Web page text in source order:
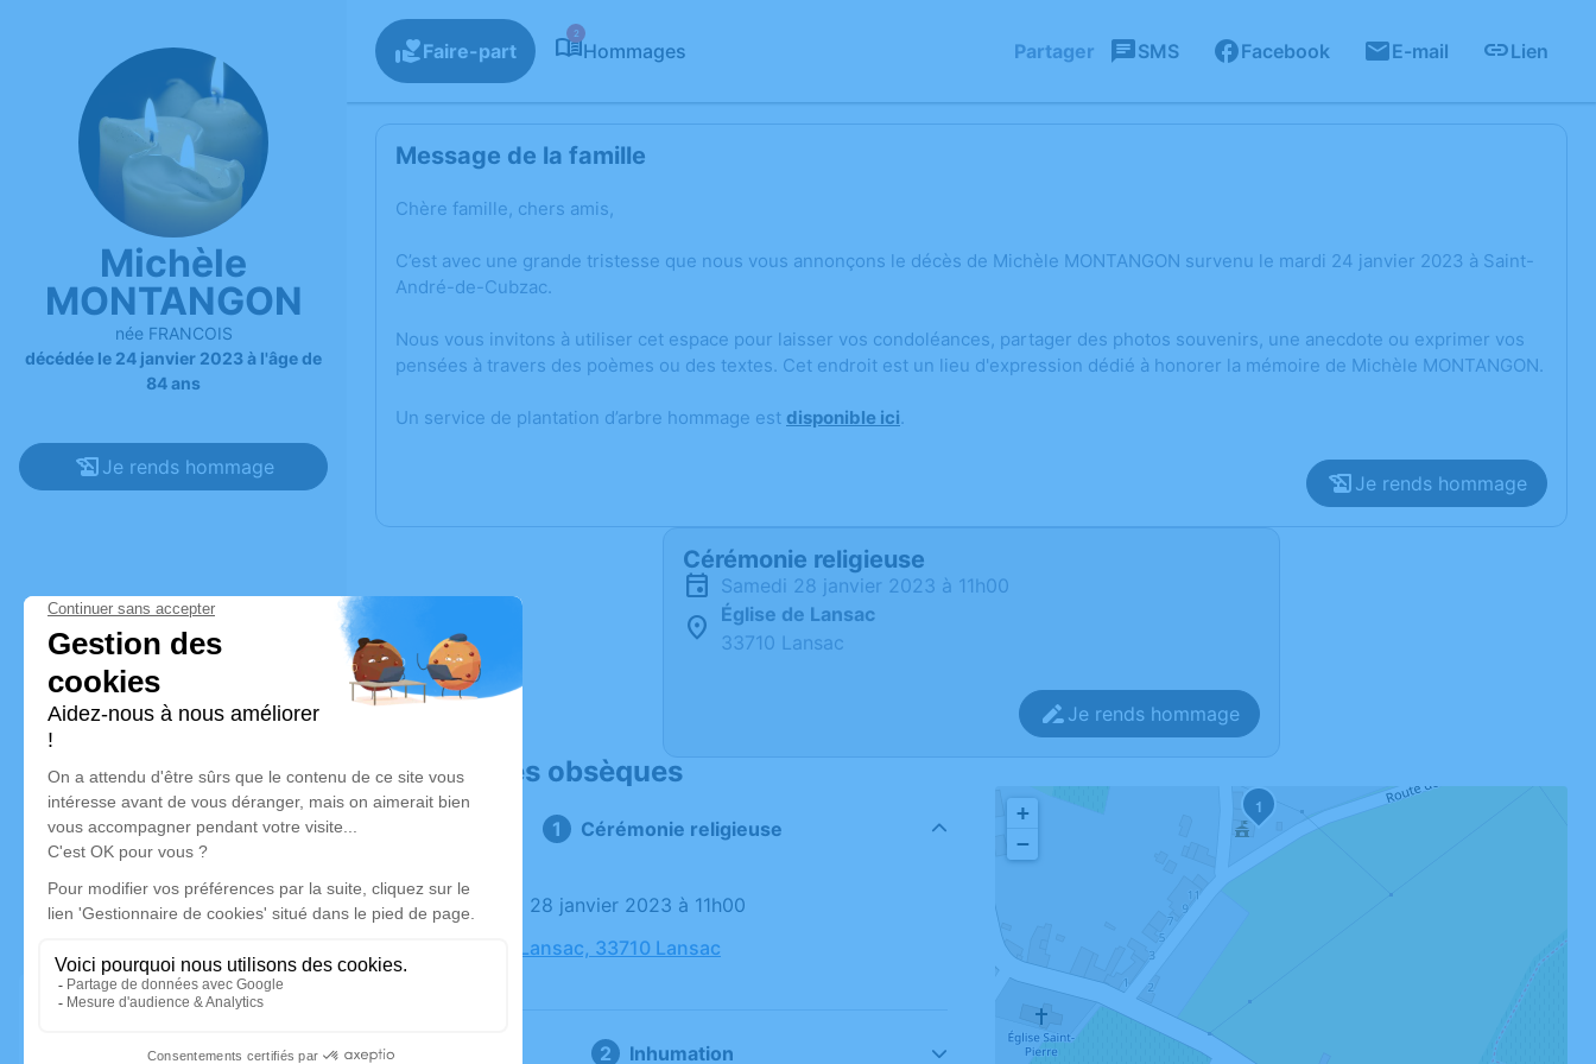
Michèle
MONTANGON
née FRANCOIS
décédée le 24 janvier 2023 à l'âge de
84 ans
Je rends hommage
Faire-part
2
Hommages Partager SMS Facebook E-mail Lien
Message de la famille
Chère famille, chers amis,
C’est avec une grande tristesse que nous vous annonçons le décès de Michèle MONTANGON survenu le mardi 24 janvier 2023 à Saint-
André-de-Cubzac.
Nous vous invitons à utiliser cet espace pour laisser vos condoléances, partager des photos souvenirs, une anecdote ou exprimer vos
pensées à travers des poèmes ou des textes. Cet endroit est un lieu d'expression dédié à honorer la mémoire de Michèle MONTANGON.
Un service de plantation d’arbre hommage est disponible ici.
Je rends hommage
Cérémonie religieuse
samedi 28 janvier 2023 à 11h00
Église de Lansac
33710 Lansac
Je rends hommage
Déroulé des obsèques
Cérémonie religieuse
Le samedi 28 janvier 2023 à 11h00
Église de Lansac, 33710 Lansac
Inhumation
1
+
−